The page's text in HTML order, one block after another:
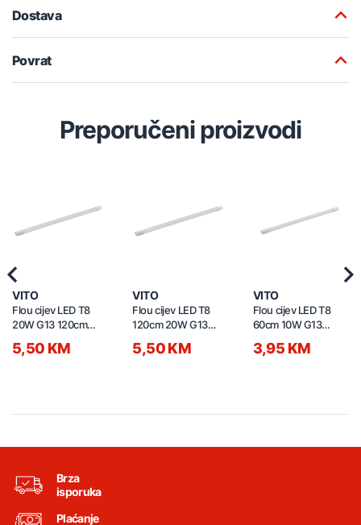
Dostava
Povrat
Preporučeni proizvodi
VITO
Flou cijev LED T8
20W G13 120cm
5,50 KM
VITO
Flou cijev LED T8
120cm 20W G13
5,50 KM
VITO
Flou cijev LED T8
60cm 10W G13
3,95 KM
Previous
Brza
isporuka
Plaćanje